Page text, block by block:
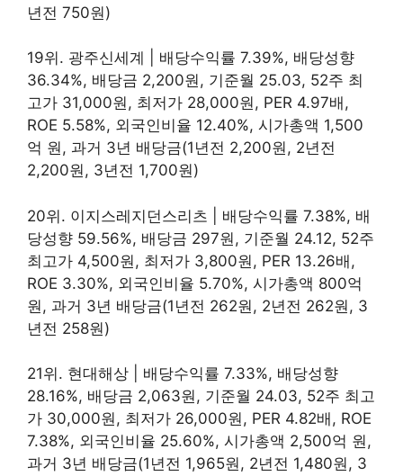
년전 750원)
19위. 광주신세계 | 배당수익률 7.39%, 배당성향
36.34%, 배당금 2,200원, 기준월 25.03, 52주 최
고가 31,000원, 최저가 28,000원, PER 4.97배,
ROE 5.58%, 외국인비율 12.40%, 시가총액 1,500
억 원, 과거 3년 배당금(1년전 2,200원, 2년전
2,200원, 3년전 1,700원)
20위. 이지스레지던스리츠 | 배당수익률 7.38%, 배
당성향 59.56%, 배당금 297원, 기준월 24.12, 52주
최고가 4,500원, 최저가 3,800원, PER 13.26배,
ROE 3.30%, 외국인비율 5.70%, 시가총액 800억
원, 과거 3년 배당금(1년전 262원, 2년전 262원, 3
년전 258원)
21위. 현대해상 | 배당수익률 7.33%, 배당성향
28.16%, 배당금 2,063원, 기준월 24.03, 52주 최고
가 30,000원, 최저가 26,000원, PER 4.82배, ROE
7.38%, 외국인비율 25.60%, 시가총액 2,500억 원,
과거 3년 배당금(1년전 1,965원, 2년전 1,480원, 3